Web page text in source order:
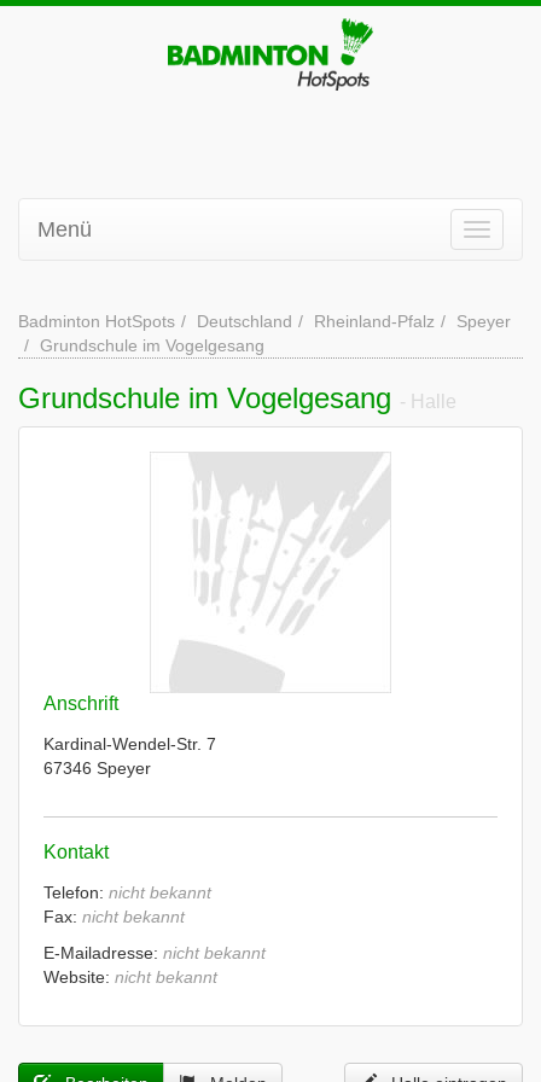
Menü
Badminton HotSpots Deutschland Rheinland-Pfalz
Speyer
Grundschule im Vogelgesang
Grundschule im Vogelgesang - Halle
Anschrift
Kardinal-Wendel-Str. 7
67346 Speyer
Kontakt
Telefon: nicht bekannt
Fax: nicht bekannt
E-Mailadresse: nicht bekannt
Website: nicht bekannt